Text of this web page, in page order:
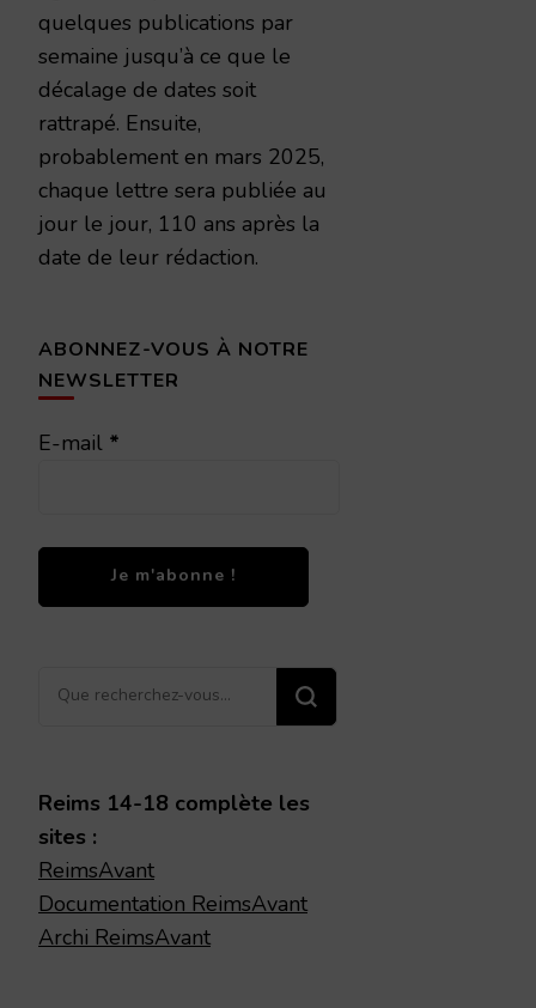
quelques publications par
semaine jusqu’à ce que le
décalage de dates soit
rattrapé. Ensuite,
probablement en mars 2025,
chaque lettre sera publiée au
jour le jour, 110 ans après la
date de leur rédaction.
ABONNEZ-VOUS À NOTRE
NEWSLETTER
E-mail *
Vous
Reims 14-18 complète les
sites :
ReimsAvant
Documentation ReimsAvant
Archi ReimsAvant